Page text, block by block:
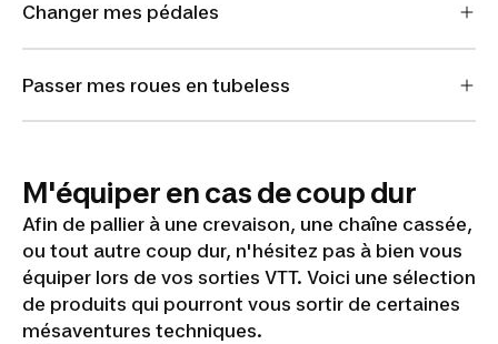
Changer mes pédales
Passer mes roues en tubeless
M'équiper en cas de coup dur
Afin de pallier à une crevaison, une chaîne cassée,
ou tout autre coup dur, n'hésitez pas à bien vous
équiper lors de vos sorties VTT. Voici une sélection
de produits qui pourront vous sortir de certaines
mésaventures techniques.